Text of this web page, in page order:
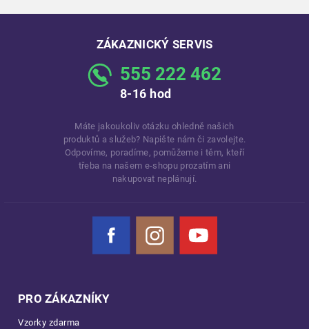
ZÁKAZNICKÝ SERVIS
555 222 462
8-16 hod
Máte jakoukoliv otázku ohledně našich
produktů a služeb? Napište nám či zavolejte.
Odpovíme, poradíme, pomůžeme i těm, kteří
třeba na našem e-shopu prozatím ani
nakupovat neplánují.
Facebook Instagram YouTube
PRO ZÁKAZNÍKY
Vzorky zdarma